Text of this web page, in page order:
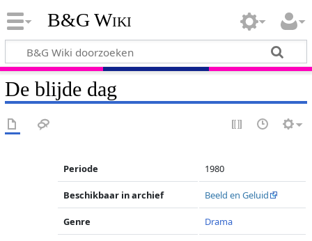
B&G Wiki
De blijde dag
Periode 1980
Beschikbaar in archief Beeld en Geluid
Genre Drama